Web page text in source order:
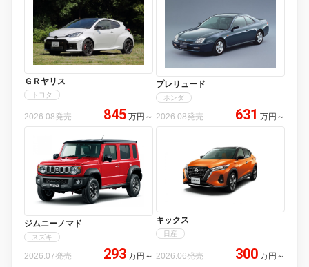
ＧＲヤリス
トヨタ
2026.08発売 845 万円 ～
プレリュード
ホンダ
2026.08発売 631 万円 ～
ジムニーノマド
スズキ
2026.07発売 293 万円 ～
キックス
日産
2026.06発売 300 万円 ～